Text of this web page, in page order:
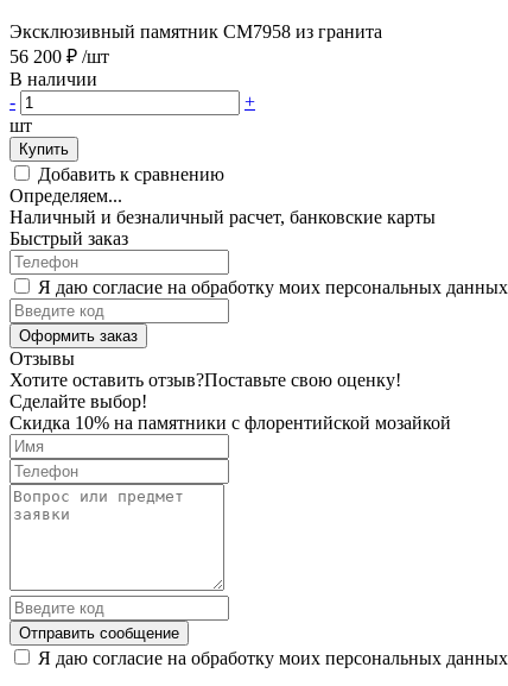
Эксклюзивный памятник CM7958 из гранита
56 200 ₽ /шт
В наличии
-
+
шт
Купить
Добавить к сравнению
Определяем...
Наличный и безналичный расчет, банковские карты
Быстрый заказ
Я даю согласие на обработку моих персональных данных
Оформить заказ
Отзывы
Хотите оставить отзыв?Поставьте свою оценку!
Сделайте выбор!
Скидка 10% на памятники с флорентийской мозайкой
Отправить сообщение
Я даю согласие на обработку моих персональных данных